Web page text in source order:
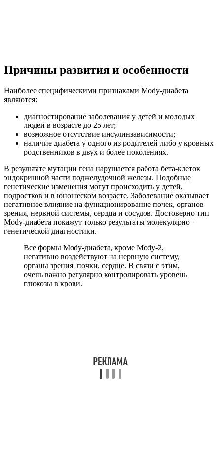
Причины развития и особенности
Наиболее специфическими признаками Mody-диабета
являются:
диагностирование заболевания у детей и молодых
людей в возрасте до 25 лет;
возможное отсутствие инсулинзависимости;
наличие диабета у одного из родителей либо у кровных
родственников в двух и более поколениях.
В результате мутации гена нарушается работа бета-клеток
эндокринной части поджелудочной железы. Подобные
генетические изменения могут происходить у детей,
подростков и в юношеском возрасте. Заболевание оказывает
негативное влияние на функционирование почек, органов
зрения, нервной системы, сердца и сосудов. Достоверно тип
Mody-диабета покажут только результаты молекулярно–
генетической диагностики.
Все формы Mody-диабета, кроме Mody-2,
негативно воздействуют на нервную систему,
органы зрения, почки, сердце. В связи с этим,
очень важно регулярно контролировать уровень
глюкозы в крови.